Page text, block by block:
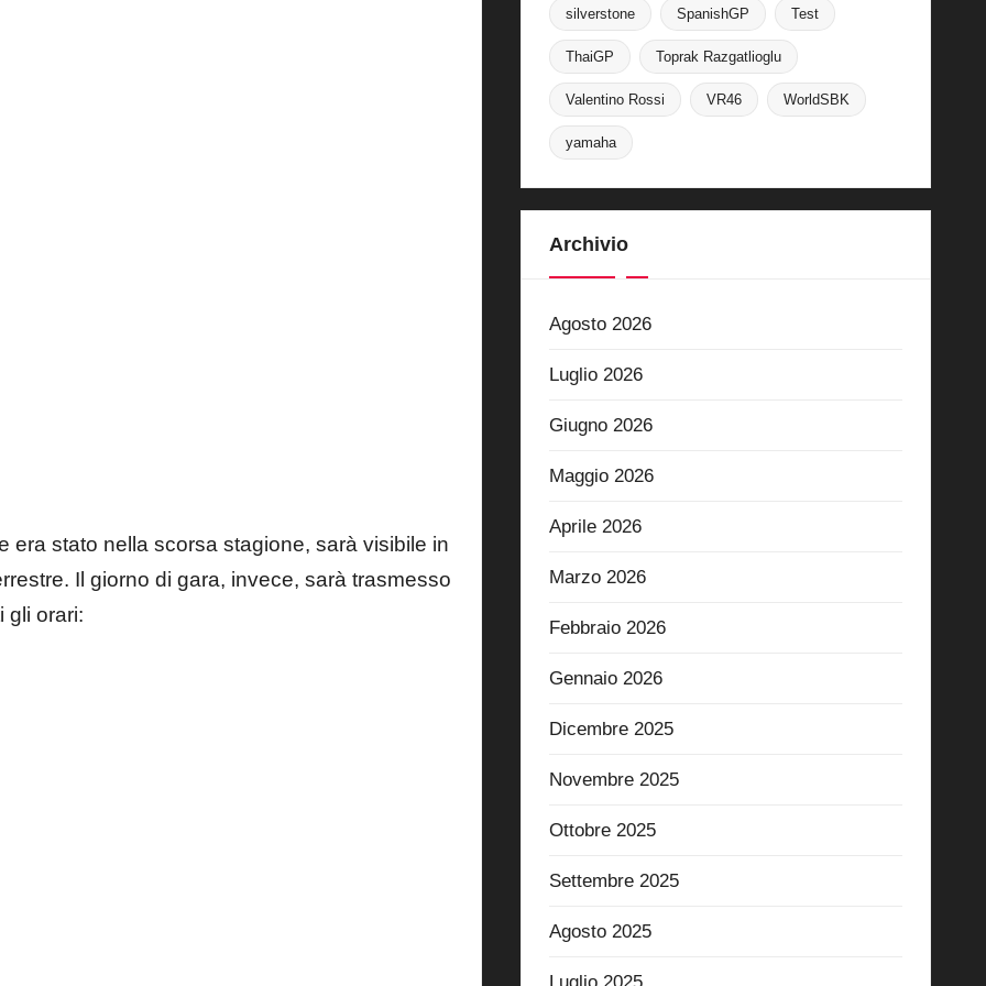
era stato nella scorsa stagione, sarà visibile in
Il giorno di gara, invece, sarà trasmesso
gli orari:
silverstone SpanishGP Test
ThaiGP Toprak Razgatlioglu
Valentino Rossi VR46 WorldSBK
yamaha
Archivio
Agosto 2026
Luglio 2026
Giugno 2026
Maggio 2026
Aprile 2026
Marzo 2026
Febbraio 2026
Gennaio 2026
Dicembre 2025
Novembre 2025
Ottobre 2025
Settembre 2025
Agosto 2025